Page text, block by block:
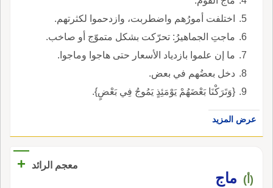
اختلفت أمورُهم واضطربت، وازدحموا لكثرتهم.
ماجتِ الجماهيرُ: تحرّكت بشكل متموّج أو صاخب.
ما إن علموا بازدياد الأسعار حتى هاجوا وماجوا.
دخل بعضُهم في بعض.
{وَتَرَكْنَا بَعْضَهُمْ يَوْمَئِذٍ يَمُوجُ فِي بَعْضٍ}.
عرض المزيد
معجم الرائد +
(أ) ماج